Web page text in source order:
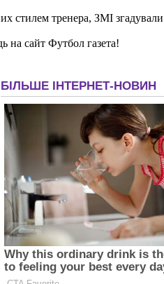
стилем тренера, ЗМІ
на сайт Футбол газета!